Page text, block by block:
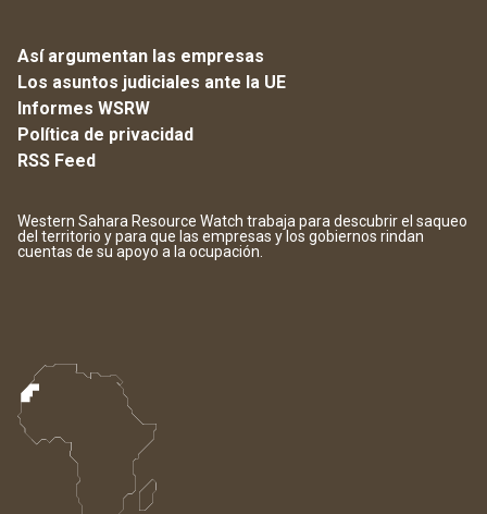
Así argumentan las empresas
Los asuntos judiciales ante la UE
Informes WSRW
Política de privacidad
RSS Feed
Western Sahara Resource Watch trabaja para descubrir el saqueo
del territorio y para que las empresas y los gobiernos rindan
cuentas de su apoyo a la ocupación.